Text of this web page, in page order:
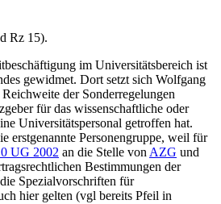
Rz 15).
im Universitätsbereich ist
gewidmet. Dort setzt sich Wolfgang
der Sonderregelungen
für das wissenschaftliche oder
Universitätspersonal getroffen hat.
erstgenannte Personengruppe, weil für
UG 2002 an die Stelle von AZG und
Bestimmungen der
Spezialvorschriften für
hier gelten (vgl bereits Pfeil in